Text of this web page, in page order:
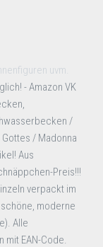
uvm.
- Amazon VK
/
/ Madonna
Aus
Preis!!!
verpackt im
moderne
Alle
mit EAN-Code.